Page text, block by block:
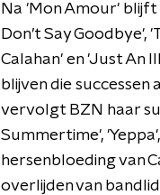
Na 'Mon Amour'
Don’t Say Goodbye',
Calahan' en 'Just An
blijven die successen
vervolgt BZN haar
Summertime',
hersenbloeding van
overlijden van